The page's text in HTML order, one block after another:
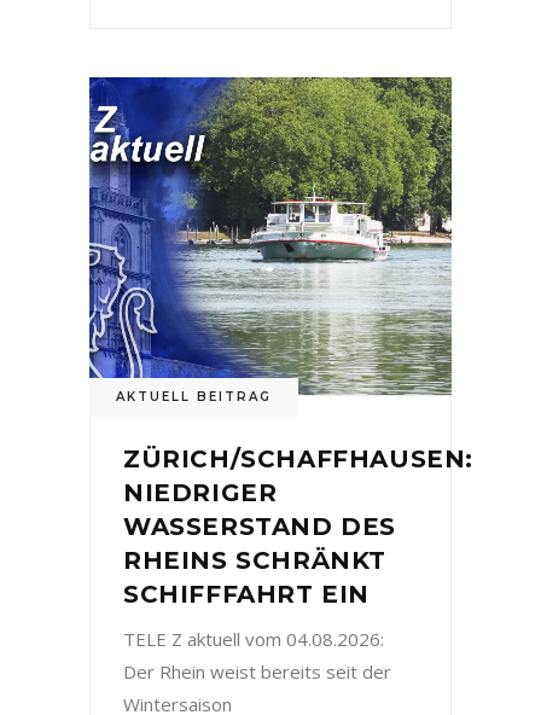
AKTUELL BEITRAG
ZÜRICH/SCHAFFHAUSEN:
NIEDRIGER
WASSERSTAND DES
RHEINS SCHRÄNKT
SCHIFFFAHRT EIN
TELE Z aktuell vom 04.08.2026:
Der Rhein weist bereits seit der
Wintersaison